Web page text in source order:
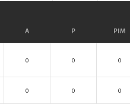
A P PIM
0 0 0
0 0 0